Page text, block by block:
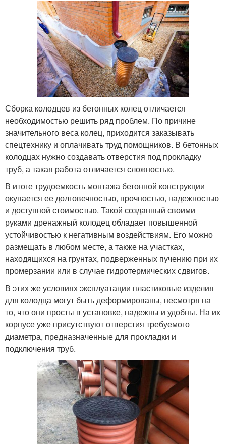
Сборка колодцев из бетонных колец отличается
необходимостью решить ряд проблем. По причине
значительного веса колец, приходится заказывать
спецтехнику и оплачивать труд помощников. В бетонных
колодцах нужно создавать отверстия под прокладку
труб, а такая работа отличается сложностью.
В итоге трудоемкость монтажа бетонной конструкции
окупается ее долговечностью, прочностью, надежностью
и доступной стоимостью. Такой созданный своими
руками дренажный колодец обладает повышенной
устойчивостью к негативным воздействиям. Его можно
размещать в любом месте, а также на участках,
находящихся на грунтах, подверженных пучению при их
промерзании или в случае гидротермических сдвигов.
В этих же условиях эксплуатации пластиковые изделия
для колодца могут быть деформированы, несмотря на
то, что они просты в установке, надежны и удобны. На их
корпусе уже присутствуют отверстия требуемого
диаметра, предназначенные для прокладки и
подключения труб.